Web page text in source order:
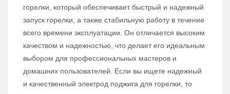
горелки, который обеспечивает быстрый и надежный
запуск горелки, а также стабильную работу в течение
всего времени эксплуатации. Он отличается высоким
качеством и надежностью, что делает его идеальным
выбором для профессиональных мастеров и
домашних пользователей. Если вы ищете надежный
и качественный электрод поджига для горелки, то